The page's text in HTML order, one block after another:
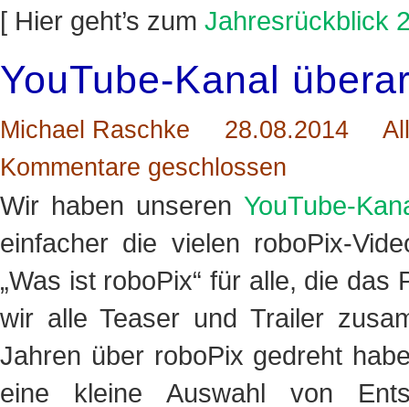
[ Hier geht’s zum Jahresrückblick
YouTube-Kanal
Michael Raschke 28.08.2014
Kommentare geschlossen
Wir haben unseren YouTube-
einfacher die vielen roboPix-
„Was ist roboPix“ für alle, die
wir alle Teaser und Trailer
Jahren über roboPix gedreht
eine kleine Auswahl von